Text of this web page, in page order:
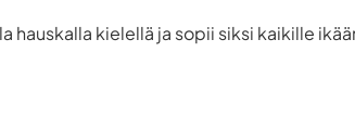
hauskalla kielellä ja sopii siksi kaikille